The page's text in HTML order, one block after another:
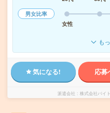
男女比率
女性
も
気になる! 応募
派遣会社 株式会社バイ